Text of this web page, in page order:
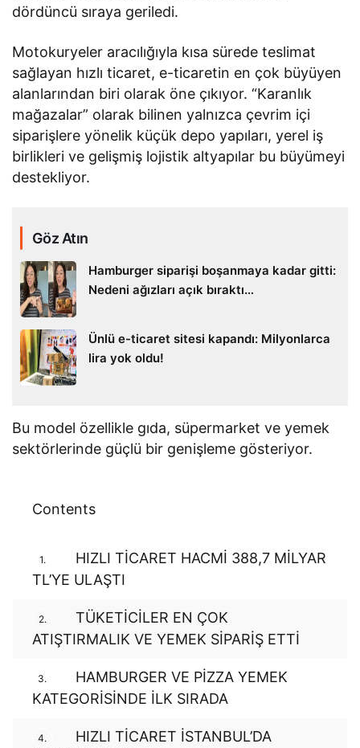
dördüncü sıraya geriledi.
Motokuryeler aracılığıyla kısa sürede teslimat
sağlayan hızlı ticaret, e-ticaretin en çok büyüyen
alanlarından biri olarak öne çıkıyor. “Karanlık
mağazalar” olarak bilinen yalnızca çevrim içi
siparişlere yönelik küçük depo yapıları, yerel iş
birlikleri ve gelişmiş lojistik altyapılar bu büyümeyi
destekliyor.
Göz Atın
Hamburger siparişi boşanmaya kadar gitti:
Nedeni ağızları açık bıraktı…
Ünlü e-ticaret sitesi kapandı: Milyonlarca
lira yok oldu!
Bu model özellikle gıda, süpermarket ve yemek
sektörlerinde güçlü bir genişleme gösteriyor.
Contents
1.
HIZLI TİCARET HACMİ 388,7 MİLYAR
TL’YE ULAŞTI
2.
TÜKETİCİLER EN ÇOK
ATIŞTIRMALIK VE YEMEK SİPARİŞ ETTİ
3.
HAMBURGER VE PİZZA YEMEK
KATEGORİSİNDE İLK SIRADA
4.
HIZLI TİCARET İSTANBUL’DA